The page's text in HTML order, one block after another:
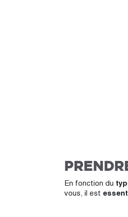
En fonction du
vous, il est